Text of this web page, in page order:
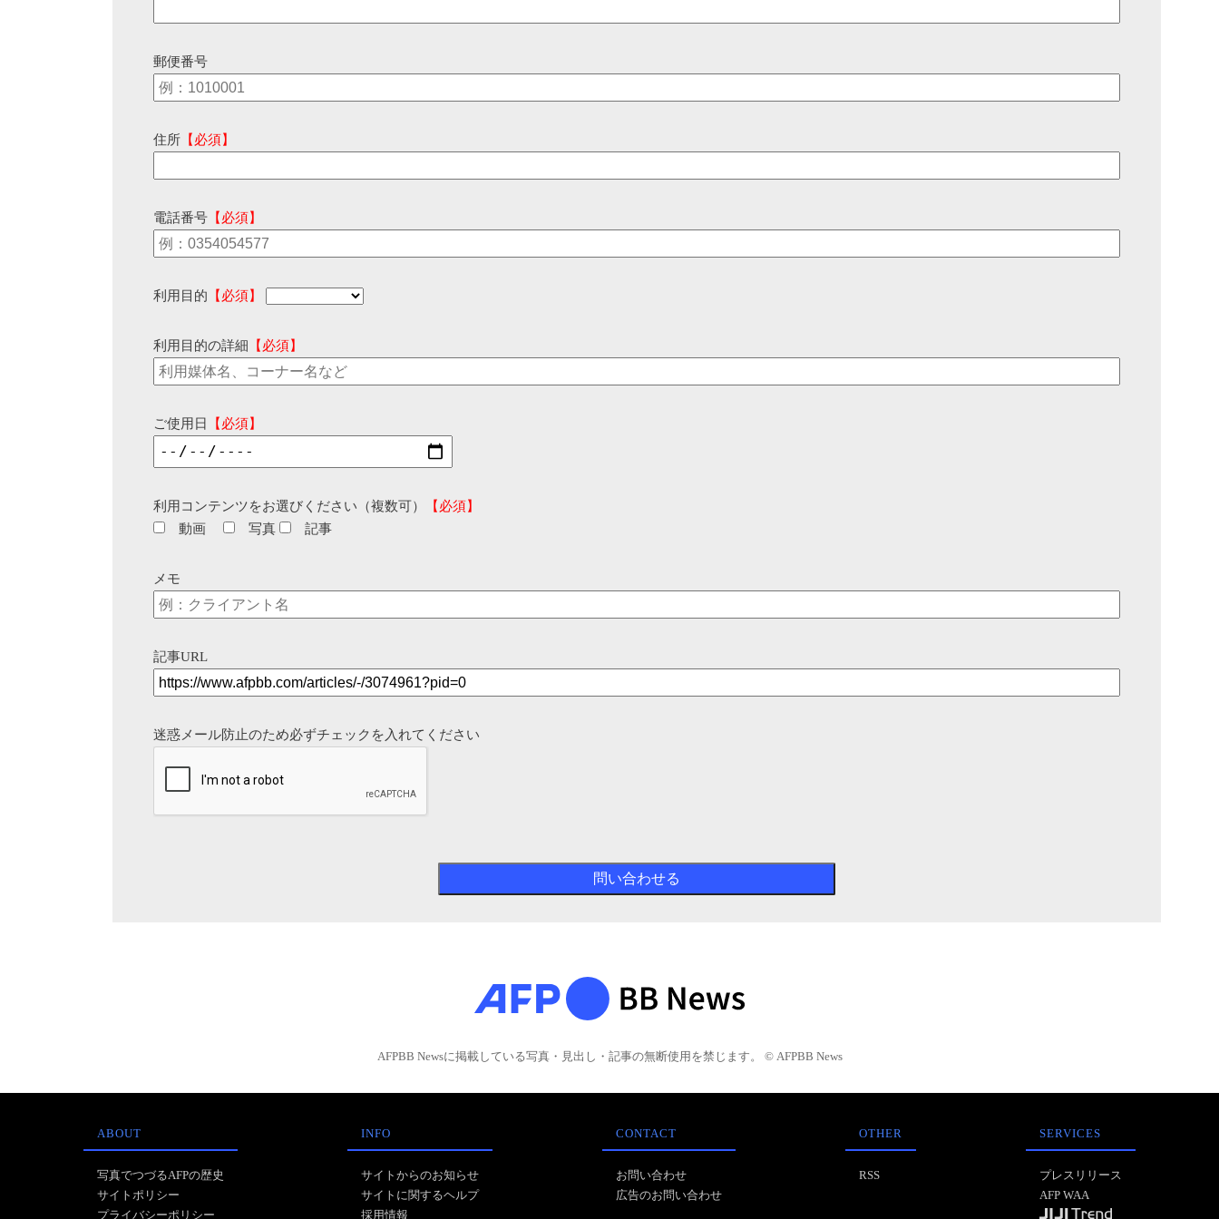
郵便番号
住所 【必須】
電話番号 【必須】
利用目的 【必須】
利用目的の詳細 【必須】
ご使用日 【必須】
利用コンテンツをお選びください（複数可）
【必須】
動画
写真 記事
メモ
記事URL
迷惑メール防止のため必ずチェックを入れてください
AFPBB Newsに掲載している写真・見出し・記事の無断使用を禁じます。 © AFPBB News
ABOUT
写真でつづるAFPの歴史
サイトポリシー
プライバシーポリシー
INFO
サイトからのお知らせ
サイトに関するヘルプ
採用情報
CONTACT
お問い合わせ
広告のお問い合わせ
OTHER
RSS
SERVICES
プレスリリース
AFP WAA